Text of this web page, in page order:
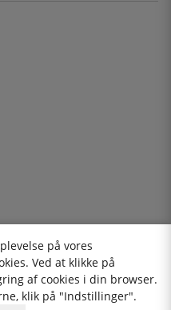
AB
på vores
Ved at klikke på
af cookies i din browser.
klik på "Indstillinger".